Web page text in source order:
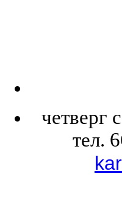
четверг
тел.